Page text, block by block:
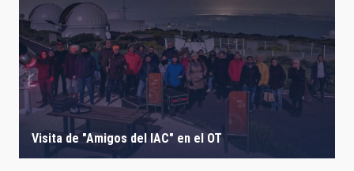
Visita de "Amigos del IAC" en el OT